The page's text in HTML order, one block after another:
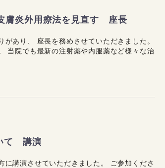
膚炎外用療法を見直す 座長
あり、 座長を務めさせていただきました。
当院でも最新の注射薬や内服薬など様々な治
て 講演
講演させていただきました。 ご参加くださ